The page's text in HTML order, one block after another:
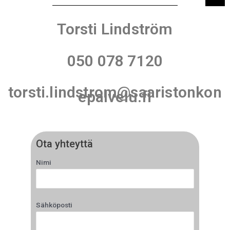
Torsti Lindström
050 078 7120
torsti.lindstrom@saaristonkon
epalvelu.fi
Ota yhteyttä
Nimi
Sähköposti